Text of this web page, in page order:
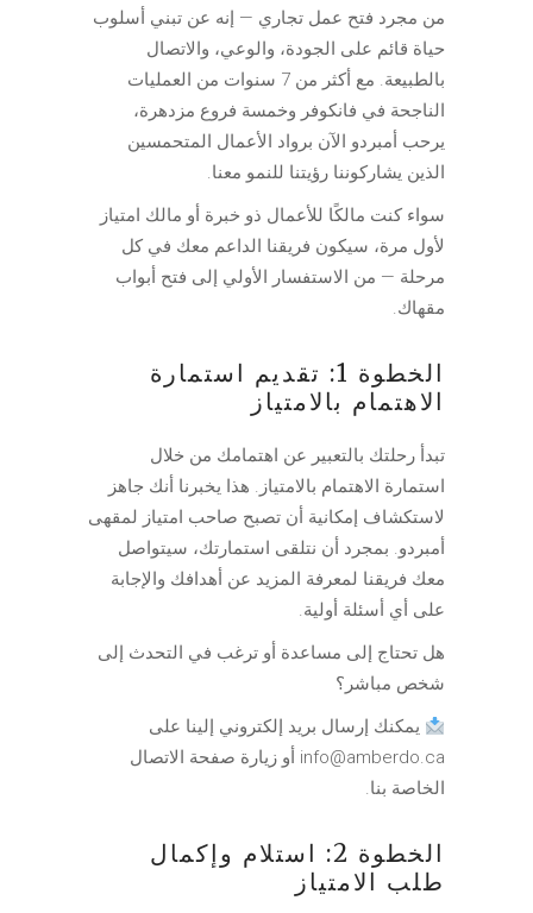
من مجرد فتح عمل تجاري — إنه عن تبني أسلوب
حياة قائم على الجودة، والوعي، والاتصال
بالطبيعة. مع أكثر من 7 سنوات من العمليات
الناجحة في فانكوفر وخمسة فروع مزدهرة،
يرحب أمبردو الآن برواد الأعمال المتحمسين
الذين يشاركوننا رؤيتنا للنمو معنا.
سواء كنت مالكًا للأعمال ذو خبرة أو مالك امتياز
لأول مرة، سيكون فريقنا الداعم معك في كل
مرحلة — من الاستفسار الأولي إلى فتح أبواب
مقهاك.
الخطوة 1: تقديم استمارة
الاهتمام بالامتياز
تبدأ رحلتك بالتعبير عن اهتمامك من خلال
استمارة الاهتمام بالامتياز. هذا يخبرنا أنك جاهز
لاستكشاف إمكانية أن تصبح صاحب امتياز لمقهى
أمبردو. بمجرد أن نتلقى استمارتك، سيتواصل
معك فريقنا لمعرفة المزيد عن أهدافك والإجابة
على أي أسئلة أولية.
هل تحتاج إلى مساعدة أو ترغب في التحدث إلى
شخص مباشر؟
يمكنك إرسال بريد إلكتروني إلينا على
info@amberdo.ca أو زيارة صفحة الاتصال
الخاصة بنا.
الخطوة 2: استلام وإكمال
طلب الامتياز